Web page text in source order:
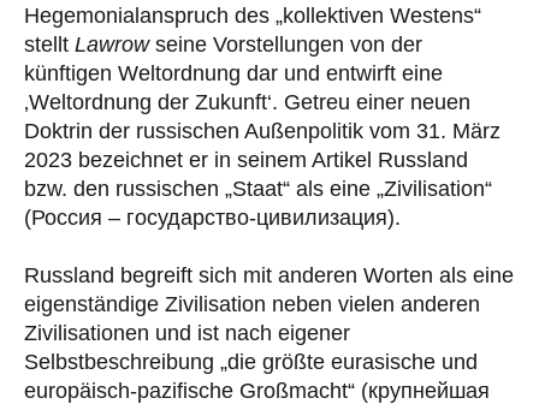
Hegemonialanspruch des „kollektiven Westens“
stellt Lawrowseine Vorstellungen von der
künftigen Weltordnung dar und entwirft eine
‚Weltordnung der Zukunft‘. Getreu einer neuen
Doktrin der russischen Außenpolitik vom 31. März
2023 bezeichnet er in seinem Artikel Russland
bzw. den russischen „Staat“ als eine „Zivilisation“
(Россия – государство-цивилизация).
Russland begreift sich mit anderen Worten als eine
eigenständige Zivilisation neben vielen anderen
Zivilisationen und ist nach eigener
Selbstbeschreibung „die größte eurasische und
europäisch-pazifische Großmacht“ (крупнейшая